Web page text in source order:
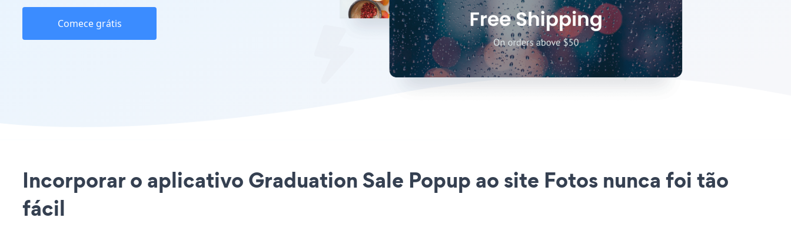
Comece grátis
Incorporar o aplicativo Graduation Sale Popup ao site Fotos nunca foi tão
fácil